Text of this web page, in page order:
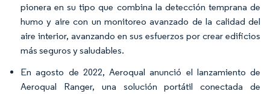
pionera en su tipo que combina la detección temprana de
humo y aire con un monitoreo avanzado de la calidad del
aire interior, avanzando en sus esfuerzos por crear edificios
más seguros y saludables.
En agosto de 2022, Aeroqual anunció el lanzamiento de
Aeroqual Ranger, una solución portátil conectada de